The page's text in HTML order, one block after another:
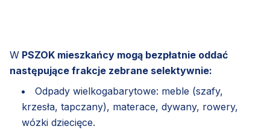
W PSZOK mieszkańcy mogą bezpłatnie oddać
następujące frakcje zebrane selektywnie:
Odpady wielkogabarytowe: meble (szafy,
krzesła, tapczany), materace, dywany, rowery,
wózki dziecięce.